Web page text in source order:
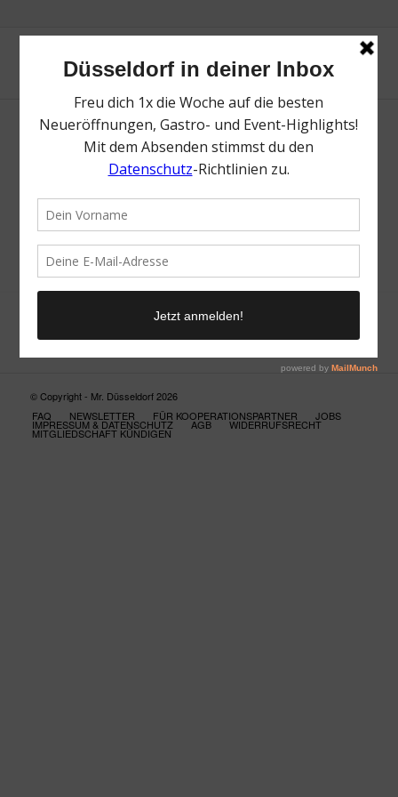
Neue Suche
Suchergebnis nicht zufriedenstellend? Versuche es mal mit
einem Wortteil oder einer anderen Schreibweise.
© Copyright - Mr. Düsseldorf 2026
FAQ
NEWSLETTER FÜR KOOPERATIONSPARTNER JOBS
IMPRESSUM & DATENSCHUTZ AGB WIDERRUFSRECHT
MITGLIEDSCHAFT KÜNDIGEN